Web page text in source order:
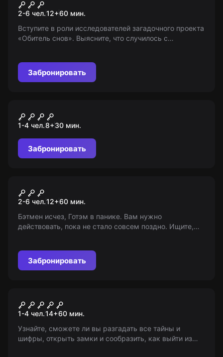
Обитель снов
2-6 чел.12+60 мин.
Вступите в роли исследователей загадочного проекта
«Обитель снов». Выясните, что случилось с
Забронировать
Виртуальная реальность
1-4 чел.8+30 мин.
Забронировать
Тени Готэма
2-6 чел.12+60 мин.
Бэтмен исчез, Готэм в панике. Вам нужно
действовать, пока не стало совсем поздно. Ищите,
Забронировать
Попробуй сбеги 1, 2, 3
1-4 чел.14+60 мин.
Узнайте, сможете ли вы разгадать все тайны и
шифры, открыть замки и сообразить, как выйти из